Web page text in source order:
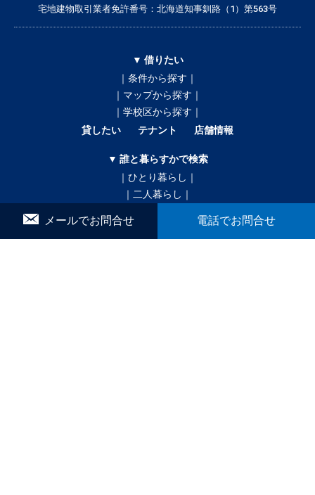
宅地建物取引業者免許番号：北海道知事釧路（1）第563号
▼ 借りたい
｜条件から探す｜
｜マップから探す｜
｜学校区から探す｜
貸したい
テナント 店舗情報
▼ 誰と暮らすかで検索
｜ひとり暮らし｜
｜二人暮らし｜
｜ペットと暮らす｜
メールでお問合せ 電話でお問合せ